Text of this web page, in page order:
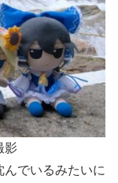
影
でいるみたいに